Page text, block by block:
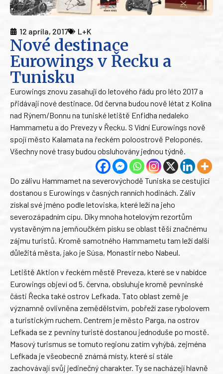
12 apríla, 2017 L+K
Nové destinace
Eurowings v Řecku a
Tunisku
Eurowings znovu zasahují do letového řádu pro léto 2017 a
přidávají nové destinace. Od června budou nově létat z Kolína
nad Rýnem/Bonnu na tuniské letiště Enfidha nedaleko
Hammametu a do Prevezy v Řecku. S Vídní Eurowings nově
spojí město Kalamata na řeckém poloostrově Peloponés.
Všechny nové trasy budou obsluhovány jednou týdně.
Do zálivu Hammamet na severovýchodě Tuniska se cestující
dostanou s Eurowings v časných ranních hodinách. Záliv
získal své jméno podle letoviska, které leží na jeho
severozápadním cípu. Díky mnoha hotelovým rezortům
vystavěným na jemňoučkém písku se oblast těší značnému
zájmu turistů. Kromě samotného Hammametu tam leží další
důležitá města, jako je Súsa, Monastir nebo Nabeul.
Letiště Aktion v řeckém městě Preveza, které se v nabídce
Eurowings objeví od 5. června, obsluhuje kromě pevninské
části Řecka také ostrov Lefkada. Tato oblast země je
významně ovlivněna zemědělstvím, pobřeží zase rybolovem
a turistickým ruchem. Centrem je město Parga, na ostrov
Lefkada se z pevniny turisté dostanou jednoduše po mostě.
Masový turismus se tomuto regionu zatím vyhýbá, zejména
Lefkada je všeobecně známá místy, které si stále
zachovávají svůj jedinečný charakter. Ty se nacházejí hlavně